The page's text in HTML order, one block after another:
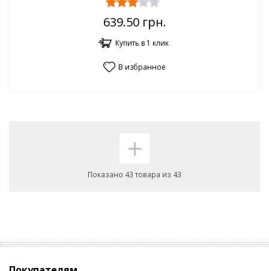
639.50грн.
Купить в 1 клик
В избранное
+
Показано 43 товара из 43